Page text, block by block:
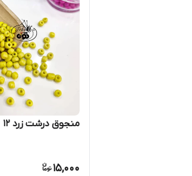
منجوق درشت زرد ۱۲
15,000